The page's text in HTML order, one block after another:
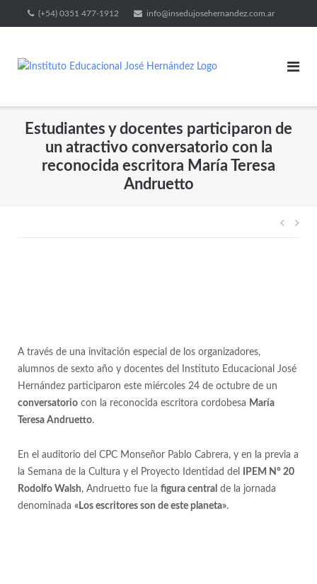
(+54) 0351 477-1912 info@insedujosehernandez.com.ar
Estudiantes y docentes participaron de
un atractivo conversatorio con la
reconocida escritora María Teresa
Andruetto
A través de una invitación especial de los organizadores,
alumnos de sexto año y docentes del Instituto Educacional José
Hernández participaron este miércoles 24 de octubre de un
conversatoriocon la reconocida escritora cordobesa María
Teresa Andruetto.
En el auditorio del CPC Monseñor Pablo Cabrera, y en la previa a
la Semana de la Cultura y el Proyecto Identidad del
IPEM N° 20
Rodolfo Walsh, Andruetto fue la figura central de la jornada
denominada «Los escritores son de este planeta».